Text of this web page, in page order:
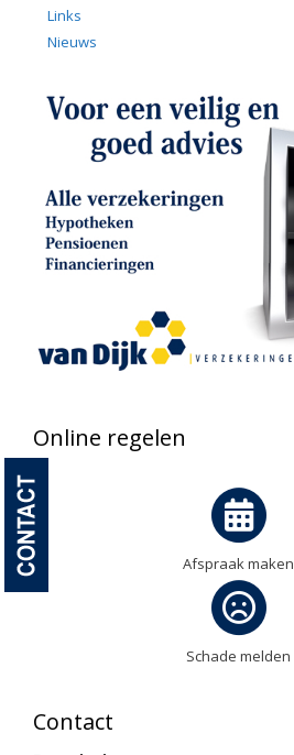
Links
Nieuws
Online regelen
Afspraak maken
Schade melden
Contact